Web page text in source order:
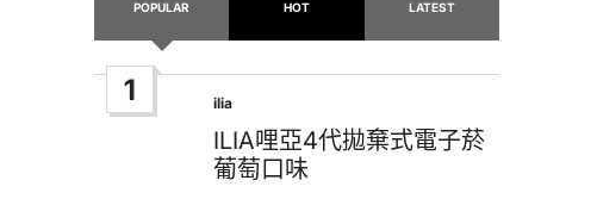
POPULAR HOT LATEST
1
Posted
in
ilia
ILIA哩亞4代拋棄式電子菸
葡萄口味